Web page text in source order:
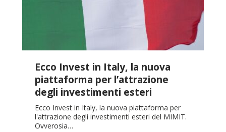
Ecco Invest in Italy, la nuova
piattaforma per l’attrazione
degli investimenti esteri
Ecco Invest in Italy, la nuova piattaforma per
l'attrazione degli investimenti esteri del MIMIT.
Ovverosia…